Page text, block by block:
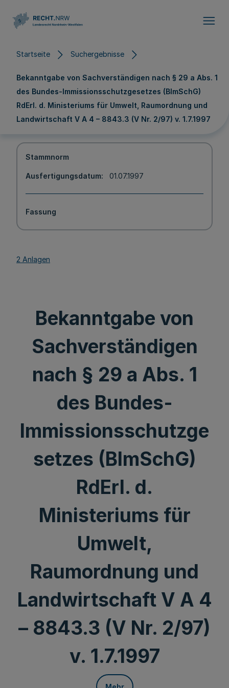
Startseite Suchergebnisse
Bekanntgabe von Sachverständigen nach § 29 a Abs. 1
des Bundes-Immissionsschutzgesetzes (BImSchG)
RdErl. d. Ministeriums für Umwelt, Raumordnung und
Landwirtschaft V A 4 – 8843.3 (V Nr. 2/97) v. 1.7.1997
Stammnorm
Ausfertigungsdatum 01.07.1997
Fassung
2 Anlagen
Bekanntgabe von
Sachverständigen
nach § 29 a Abs. 1
des Bundes-
Immissionsschutzge
setzes (BImSchG)
RdErl. d.
Ministeriums für
Umwelt,
Raumordnung und
Landwirtschaft V A 4
– 8843.3 (V Nr. 2/97)
v. 1.7.1997